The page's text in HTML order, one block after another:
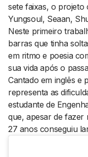
sete faixas, o projeto
Yungsoul, Seaan,
Neste primeiro
barras que tinha
em ritmo e poesia
sua vida após o
Cantado em inglês e
representa as
estudante de
que, apesar de fazer
27 anos conseguiu